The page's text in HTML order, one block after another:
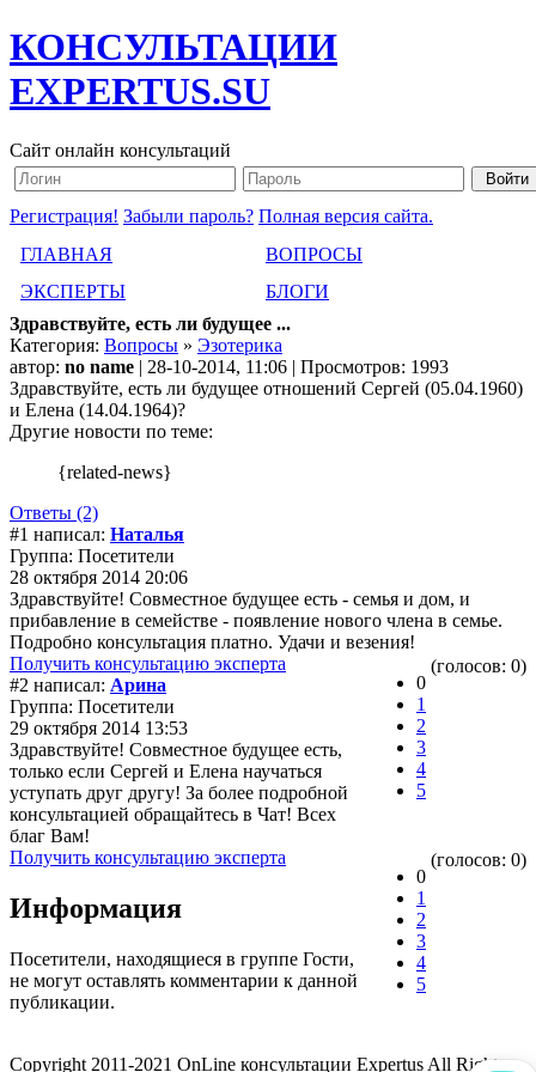
КОНСУЛЬТАЦИИ
EXPERTUS.SU
Сайт онлайн консультаций
Регистрация! Забыли пароль? Полная версия сайта.
ГЛАВНАЯ
ВОПРОСЫ
ЭКСПЕРТЫ
БЛОГИ
Здравствуйте, есть ли будущее ...
Категория: Вопросы » Эзотерика
автор: no name | 28-10-2014, 11:06 | Просмотров: 1993
Здравствуйте, есть ли будущее отношений Сергей (05.04.1960)
и Елена (14.04.1964)?
Другие новости по теме:
{related-news}
Ответы (2)
#1 написал: Наталья
Группа: Посетители
28 октября 2014 20:06
Здравствуйте! Совместное будущее есть - семья и дом, и
прибавление в семействе - появление нового члена в семье.
Подробно консультация платно. Удачи и везения!
Получить консультацию эксперта
0
1
2
3
4
5
(голосов: 0)
#2 написал: Арина
Группа: Посетители
29 октября 2014 13:53
Здравствуйте! Совместное будущее есть,
только если Сергей и Елена научаться
уступать друг другу! За более подробной
консультацией обращайтесь в Чат! Всех
благ Вам!
Получить консультацию эксперта
0
1
2
3
4
5
(голосов: 0)
Информация
Посетители, находящиеся в группе Гости,
не могут оставлять комментарии к данной
публикации.
Copyright 2011-2021 OnLine консультации Expertus All Rights